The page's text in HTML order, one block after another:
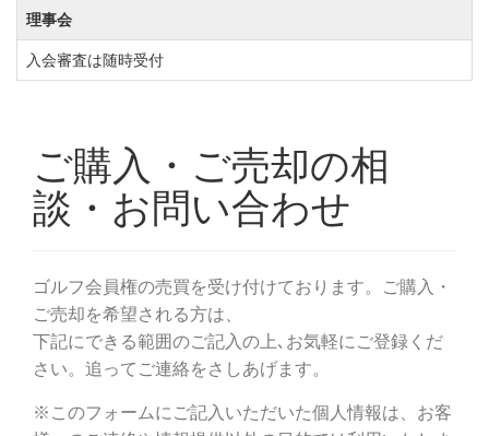
ー同士の交流を深めたい方にもお薦めです。
マナゴルフクラブのゴルフ会員権の購入をお考えの方
や生涯のホームコースをご希望の方もこの機会にぜひ
平成21年10月1日～名義書換再開しました。
①名義書換料【改定前】正会員 110,000円（税込）
→【改定後】正会員 330,000円（税込）
◆周辺ゴルフ場
「水戸グリーンカントリークラブ」
ブンレイクス」 「カバヤゴルフクラブ」
理事会
入会審査は随時受付